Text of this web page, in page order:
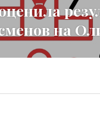
на